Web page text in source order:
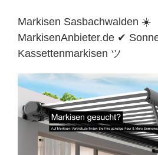
Markisen Sasbachwalden ☀️
MarkisenAnbieter.de ✔
Kassettenmarkisen ツ